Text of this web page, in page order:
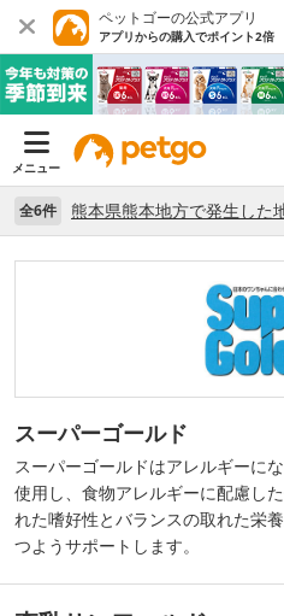
ペットゴーの公式アプリ
アプリからの購入でポイント2倍
メニュー
全6件
スーパーゴールド
スーパーゴールドはアレルギーに
使用し、食物アレルギーに配慮し
れた嗜好性とバランスの取れた栄
つようサポートします。